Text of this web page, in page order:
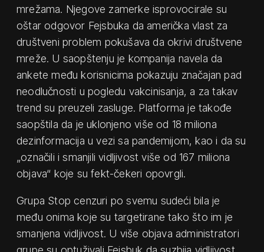
mrežama. Njegove zamerke isprovocirale su
oštar odgovor Fejsbuka da američka vlast za
društveni problem pokušava da okrivi društvene
mreže. U saopštenju je kompanija navela da
ankete među korisnicima pokazuju značajan pad
neodlučnosti u pogledu vakcinisanja, a za takav
trend su preuzeli zasluge. Platforma je takođe
saopštila da je uklonjeno više od 18 miliona
dezinformacija u vezi sa pandemijom, kao i da su
„označili i smanjili vidljivost više od 167 miliona
objava“ koje su fekt-čekeri opovrgli.
Grupa Stop cenzuri po svemu sudeći bila je
među onima koje su targetirane tako što im je
smanjena vidljivost. U više objava administratori